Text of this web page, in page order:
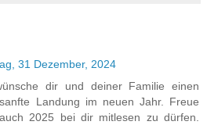
31 Dezember, 2024
dir und deiner Familie einen
Landung im neuen Jahr. Freue
2025 bei dir mitlesen zu dürfen.